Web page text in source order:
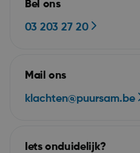
Bel ons
03 203 27 20
Mail ons
klachten@puursam.be
Iets onduidelijk?